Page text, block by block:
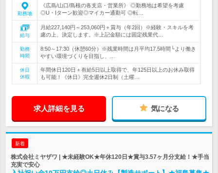
勤務地
《広島/山口/島根の各支店・営業所》 ◎勤務地は希望を考慮
◎U・Iターン歓迎◎マイカー通勤可 ◎転…
給与
月給227,140円～253,060円＋賞与（年2回）※経験・スキルを考
慮の上、決定します。※上記金額には固定残業代…
勤務
時間
8:50～17:30（休憩60分）※残業時間は月平均17.5時間└より働き
やすい環境づくりを目指し、…
休日
休暇
年間休日120日＋有給5日以上取得で、年125日以上のお休み取得
も可能！《休日》完全週休2日制（土曜…
求人詳細を見る 気になる
新着
株式会社ミヤザワ | ★未経験OK★年休120日★賞与3.57ヶ月分支給！★手当
充実で安心